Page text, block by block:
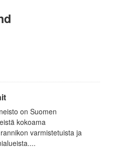
on Suomen
kokoama
varmistetuista ja